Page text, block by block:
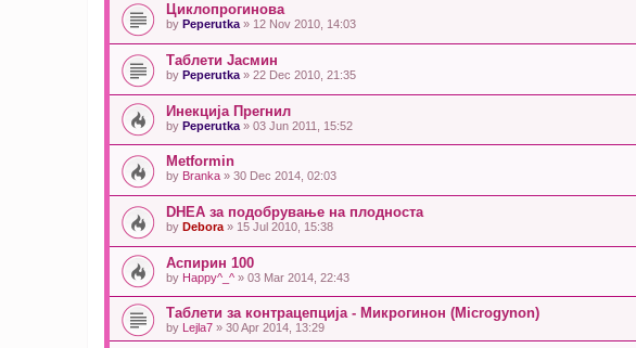
Циклопрогинова
by Peperutka» 12 Nov 2010, 14:03
Таблети Јасмин
by Peperutka » 22 Dec 2010, 21:35
Инекција Прегнил
by Peperutka » 03 Jun 2011, 15:52
Metformin
by Branka » 30 Dec 2014, 02:03
DHEA за подобрување на плодноста
by Debora » 15 Jul 2010, 15:38
Аспирин 100
by Happy^_^ » 03 Mar 2014, 22:43
Таблети за контрацепција - Микрогинон (Microgynon)
by Lejla7 » 30 Apr 2014, 13:29